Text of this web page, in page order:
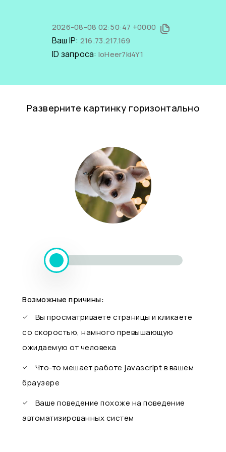
2026-08-08 02:50:47 +0000
Ваш IP: 216.73.217.169
ID запроса: loHeer7ki4Y1
Разверните картинку горизонтально
Возможные причины:
Вы просматриваете страницы и кликаете
со скоростью, намного превышающую
ожидаемую от человека
Что-то мешает работе javascript в вашем
браузере
Ваше поведение похоже на поведение
автоматизированных систем